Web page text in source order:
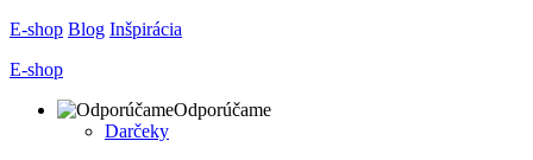
E-shop Blog Inšpirácia
E-shop
Odporúčame
Darčeky